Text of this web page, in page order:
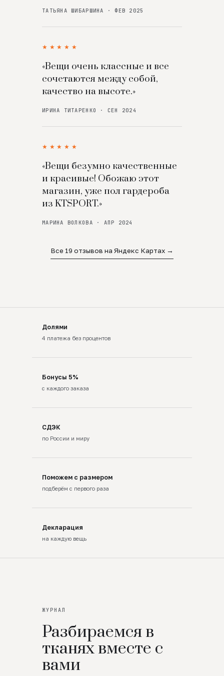
ТАТЬЯНА ШИБАРШИНА · ФЕВ 2025
★★★★★
«Вещи очень классные и все
сочетаются между собой,
качество на высоте.»
ИРИНА ТИТАРЕНКО · СЕН 2024
★★★★★
«Вещи безумно качественные
и красивые! Обожаю этот
магазин, уже пол гардероба
из KTSPORT.»
МАРИНА ВОЛКОВА · АПР 2024
Все 19 отзывов на Яндекс Картах →
Долями
4 платежа без процентов
Бонусы 5%
с каждого заказа
СДЭК
по России и миру
Поможем с размером
подберём с первого раза
Декларация
на каждую вещь
ЖУРНАЛ
Разбираемся в
тканях вместе с
вами